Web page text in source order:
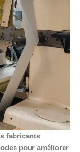
fabricants
pour améliorer